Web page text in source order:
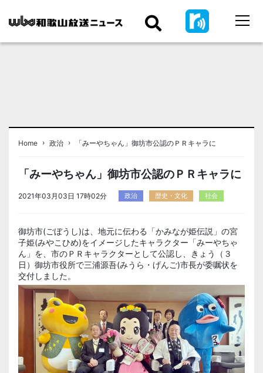
Home › 政治 › 「みーやちゃん」御坊市公認のＰＲキャラに
「みーやちゃん」御坊市公認のＰＲキャラに
2021年03月03日 17時02分 政治 歴史・文化 社会
御坊市(ごぼうし)は、地元に伝わる「かみなが姫伝説」の宮
子姫(みやこひめ)をイメージしたキャラクター「みーやちゃ
ん」を、市のＰＲキャラクターとして公認し、きょう（３
日）御坊市役所で三浦源吾(みうら・げんご)市長が委嘱状を
交付しました。